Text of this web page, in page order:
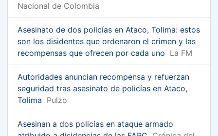
Nacional de Colombia
Asesinato de dos policías en Ataco, Tolima: estos
son los disidentes que ordenaron el crimen y las
recompensas que ofrecen por cada uno La FM
Autoridades anuncian recompensa y refuerzan
seguridad tras asesinato de policías en Ataco,
Tolima Pulzo
Asesinan a dos policías en ataque armado